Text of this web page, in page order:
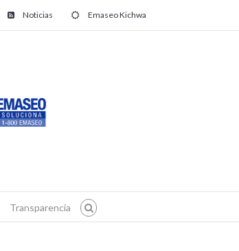
Noticias Emaseo Kichwa
Transparencia